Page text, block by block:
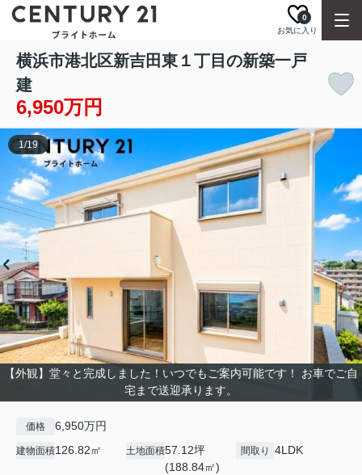
お気に入り
0
横浜市港北区新吉田東１丁目の新築一戸
建
6,950万円
【外観】堂々と完成しました！いつでもご案内可能です！ お車でご自
宅まで送迎承ります。
1/19
価格 6,950万円
建物面積126.82㎡ 土地面積57.12坪
(188.84㎡)
間取り 4LDK